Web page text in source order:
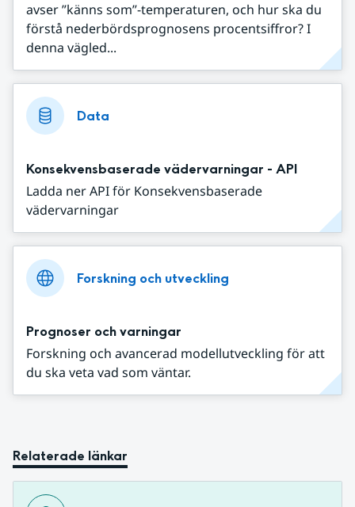
avser ”känns som”-temperaturen, och hur ska du
förstå nederbördsprognosens procentsiffror? I
denna vägled...
Data
Konsekvensbaserade vädervarningar - API
Ladda ner API för Konsekvensbaserade
vädervarningar
Forskning och utveckling
Prognoser och varningar
Forskning och avancerad modellutveckling för att
du ska veta vad som väntar.
Relaterade länkar